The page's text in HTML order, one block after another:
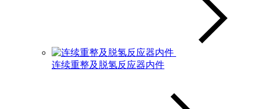
连续重整及脱氢反应器内件